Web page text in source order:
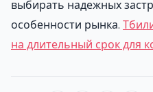
выбирать надежных
особенности рынка.
на длительный срок для